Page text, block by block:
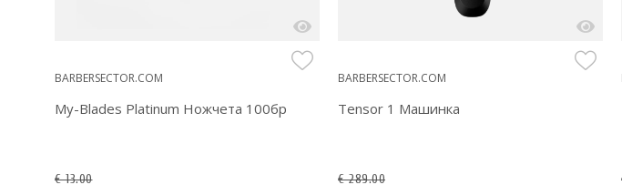
BARBERSECTOR.COM
My-Blades Platinum Ножчета 100бр
€ 13.00
BARBERSECTOR.COM
Tensor 1 Машинка
€ 289.00